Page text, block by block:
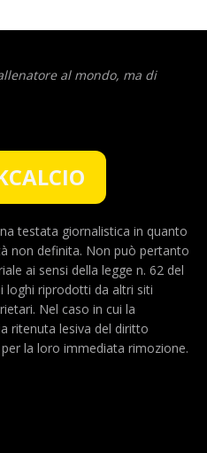
al mondo, ma di
testata giornalistica in quanto
non definita. Non può pertanto
ai sensi della legge n. 62 del
loghi riprodotti da altri siti
Nel caso in cui la
ritenuta lesiva del diritto
la loro immediata rimozione.